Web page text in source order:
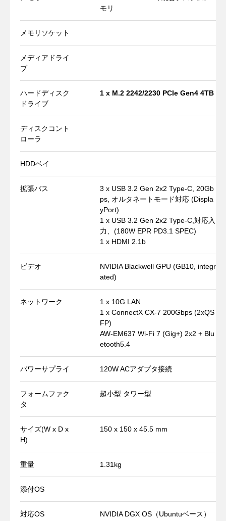
モリ
メモリソケット
メディアドライ
ブ
ハードディスク
ドライブ
1 x M.2 2242/2230 PCIe Gen4 4TB
ディスクコント
ローラ
HDDベイ
拡張バス
3 x USB 3.2 Gen 2x2 Type-C, 20Gb
ps, オルタネートモード対応 (Displa
yPort)
1 x USB 3.2 Gen 2x2 Type-C,対応入
力、(180W EPR PD3.1 SPEC)
1 x HDMI 2.1b
ビデオ
NVIDIA Blackwell GPU (GB10, integr
ated)
ネットワーク
1 x 10G LAN
1 x ConnectX CX-7 200Gbps (2xQS
FP)
AW-EM637 Wi-Fi 7 (Gig+) 2x2 + Blu
etooth5.4
パワーサプライ 120W ACアダプタ接続
フォームファク
タ
超小型 タワー型
サイズ(W x D x
H)
150 x 150 x 45.5 mm
重量 1.31kg
添付OS
対応OS NVIDIA DGX OS（Ubuntuベース）